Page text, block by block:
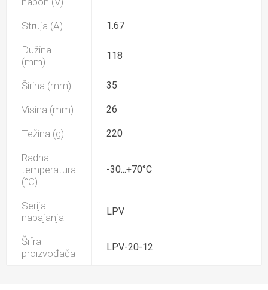
Struja (A) 1.67
Dužina
(mm)
118
Širina (mm) 35
Visina (mm) 26
Težina (g) 220
Radna
temperatura
(°C)
-30...+70°C
Serija
napajanja
LPV
Šifra
proizvođača
LPV-20-12